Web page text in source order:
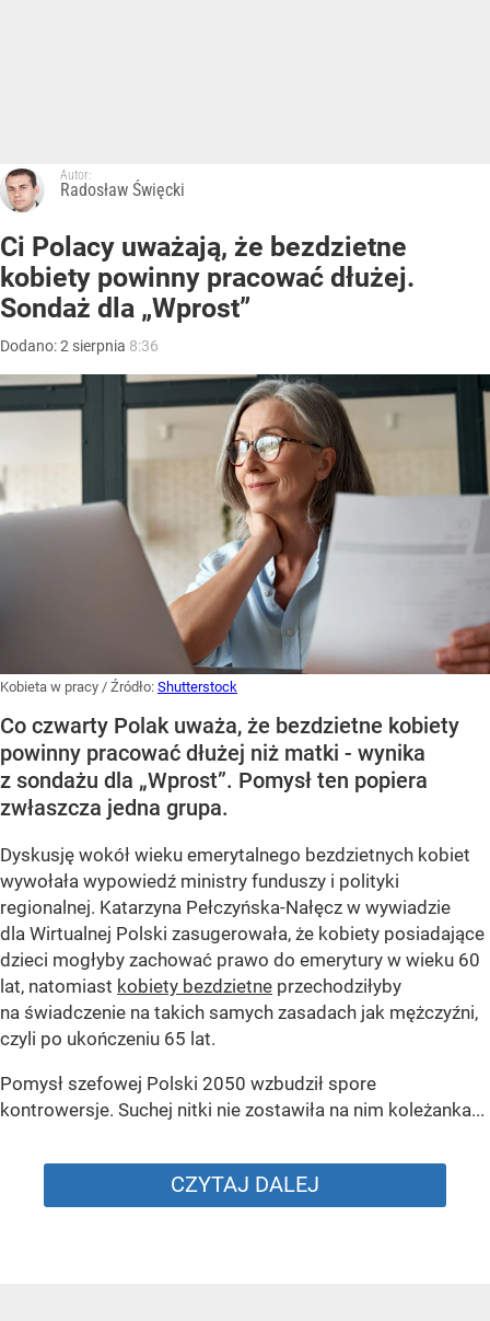
Autor:
Radosław Święcki
Ci Polacy uważają, że bezdzietne
kobiety powinny pracować dłużej.
Sondaż dla „Wprost”
Dodano:2 sierpnia 8:36
Kobieta w pracy / Źródło: Shutterstock
Co czwarty Polak uważa, że bezdzietne kobiety
powinny pracować dłużej niż matki - wynika
z sondażu dla „Wprost”. Pomysł ten popiera
zwłaszcza jedna grupa.
Dyskusję wokół wieku emerytalnego bezdzietnych kobiet
wywołała wypowiedź ministry funduszy i polityki
regionalnej. Katarzyna Pełczyńska-Nałęcz w wywiadzie
dla Wirtualnej Polski zasugerowała, że kobiety posiadające
dzieci mogłyby zachować prawo do emerytury w wieku 60
lat, natomiast kobiety bezdzietne przechodziłyby
na świadczenie na takich samych zasadach jak mężczyźni,
czyli po ukończeniu 65 lat.
Pomysł szefowej Polski 2050 wzbudził spore
kontrowersje. Suchej nitki nie zostawiła na nim koleżanka...
CZYTAJ DALEJ